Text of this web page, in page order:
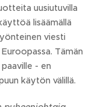
uusiutuvilla
lisäämällä
viesti
Tämän
- en
käytön välillä.